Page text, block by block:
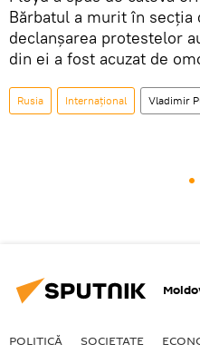
Bărbatul a murit în secția
declanșarea protestelor
din ei a fost acuzat de
Rusia Internaţional Vladimir
POLITICĂ SOCIETATE